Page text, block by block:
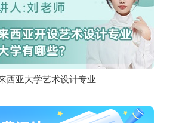
西亚大学艺术设计专业